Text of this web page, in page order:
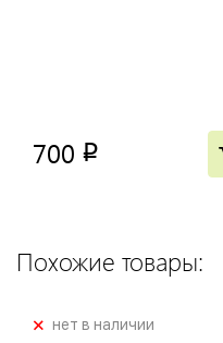
700 p
Похожие товары:
+нет в наличии